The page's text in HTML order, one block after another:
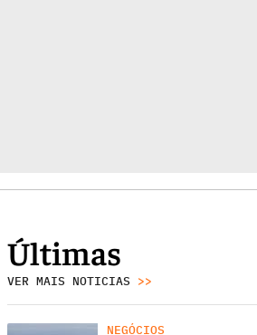
Últimas
VER MAIS NOTICIAS >>
NEGÓCIOS